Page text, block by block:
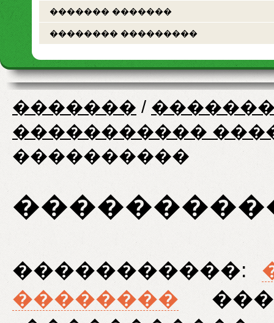
������� �������
�������� ���������
������� /
�����������
����������
�����������:
��������